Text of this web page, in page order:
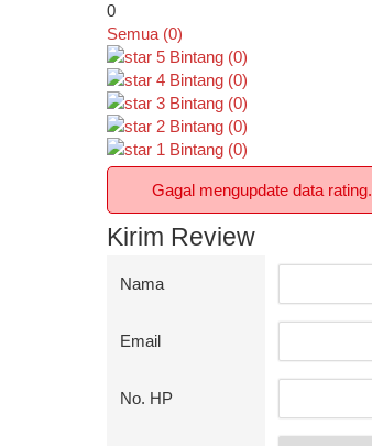
0
Semua (0)
5 Bintang (0)
4 Bintang (0)
3 Bintang (0)
2 Bintang (0)
1 Bintang (0)
Gagal mengupdate data rating.
Kirim Review
Nama
Email
No. HP